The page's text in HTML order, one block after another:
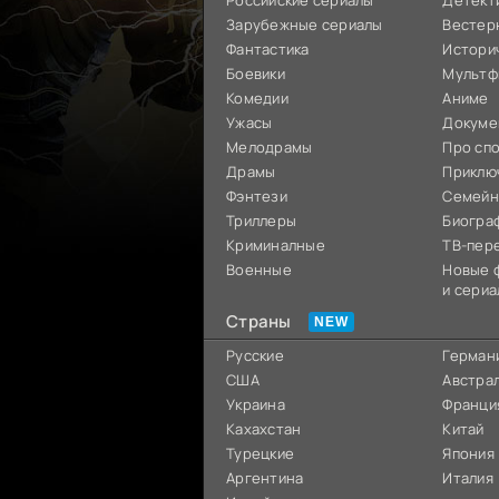
Зарубежные сериалы
Фантастика
Боевики
Комедии
Ужасы
Мелодрамы
Драмы
Фэнтези
Триллеры
Криминалные
Военные
Аниме
Про
ТВ-
Новые
и
Страны
Русские
США
Украина
Кахахстан
Турецкие
Аргентина
Китай
Япония
Италия